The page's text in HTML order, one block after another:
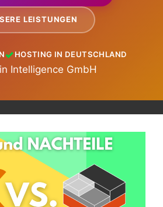
LEISTUNGEN
HOSTING IN DEUTSCHLAND